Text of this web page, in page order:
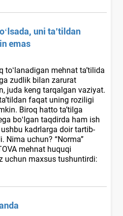
uni ta’tildan
emas
toʻlanadigan mehnat ta’tilida
zudlik bilan zarurat
juda keng tarqalgan vaziyat.
faqat uning roziligi
Biroq hatto ta’tilga
boʻlgan taqdirda ham ish
kadrlarga doir tartib-
Nima uchun? “Norma”
mehnat huquqi
uchun maхsus tushuntirdi: